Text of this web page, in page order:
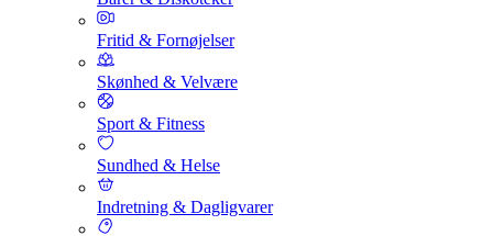
Fritid & Fornøjelser
Skønhed & Velvære
Sport & Fitness
Sundhed & Helse
Indretning & Dagligvarer